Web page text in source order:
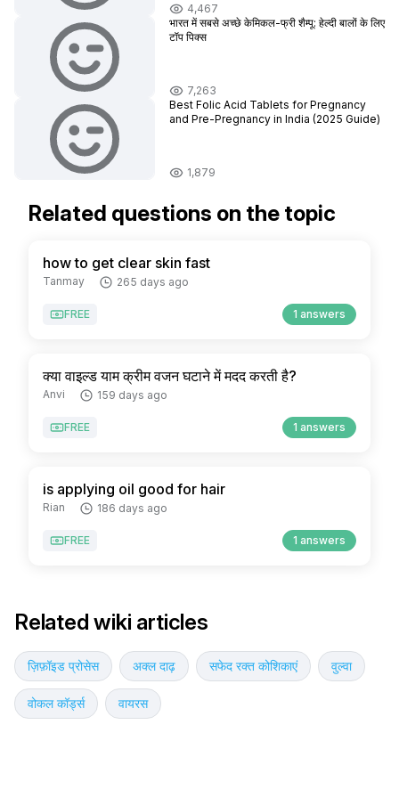
4,467
भारत में सबसे अच्छे केमिकल-फ्री शैम्पू: हेल्दी बालों के लिए
टॉप पिक्स
7,263
Best Folic Acid Tablets for Pregnancy
and Pre-Pregnancy in India (2025 Guide)
1,879
Related questions on the topic
how to get clear skin fast
Tanmay 265 days ago
FREE 1 answers
क्या वाइल्ड याम क्रीम वजन घटाने में मदद करती है?
Anvi 159 days ago
FREE 1 answers
is applying oil good for hair
Rian 186 days ago
FREE 1 answers
Related wiki articles
ज़िफ़ॉइड प्रोसेस अक्ल दाढ़ सफेद रक्त कोशिकाएं वुल्वा
वोकल कॉर्ड्स वायरस